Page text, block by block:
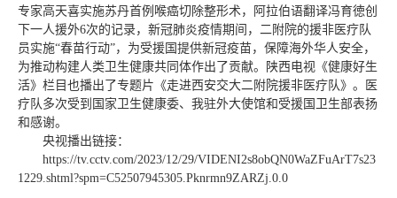
专家高天喜实施苏丹首例喉癌切除整形术，阿拉伯语翻译冯育徳创
下一人援外6次的记录，新冠肺炎疫情期间，二附院的援非医疗队
员实施“春苗行动”，为受援国提供新冠疫苗，保障海外华人安全，
为推动构建人类卫生健康共同体作出了贡献。陕西电视《健康好生
活》栏目也播出了专题片《走进西安交大二附院援非医疗队》。医
疗队多次受到国家卫生健康委、我驻外大使馆和受援国卫生部表扬
和感谢。
央视播出链接：
https://tv.cctv.com/2023/12/29/VIDENI2s8obQN0WaZFuArT7s23
1229.shtml?spm=C52507945305.Pknrmn9ZARZj.0.0